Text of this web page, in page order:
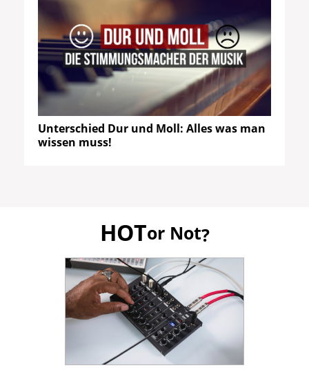
Unterschied Dur und Moll: Alles was man
wissen muss!
HOTor Not?